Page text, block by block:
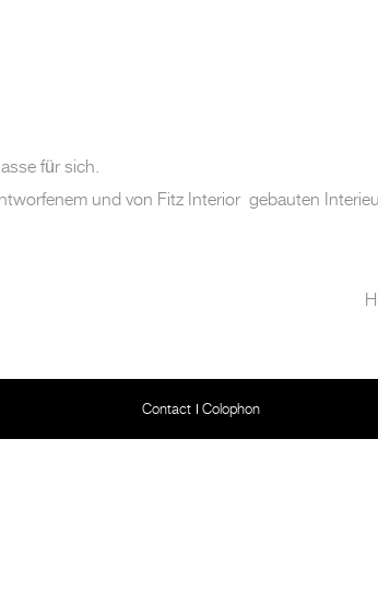
für sich.
und von Fitz Interior gebauten
Contact Colophon